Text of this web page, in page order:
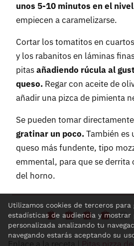
unos 5-10 minutos en el
empiecen a caramelizarse.
Cortar los tomatitos en
y los rabanitos en láminas
pitasañadiendo rúcula al
queso. Regar con aceite de
añadir una pizca de pimienta
Se pueden tomar
gratinar un poco.También es
queso más fundente, tipo
emmental, para que se
del horno.
Utilizamos cookies de terceros para
estadísticas de audiencia y mostrar
personalizada analizando tu
navegando estarás aceptando su